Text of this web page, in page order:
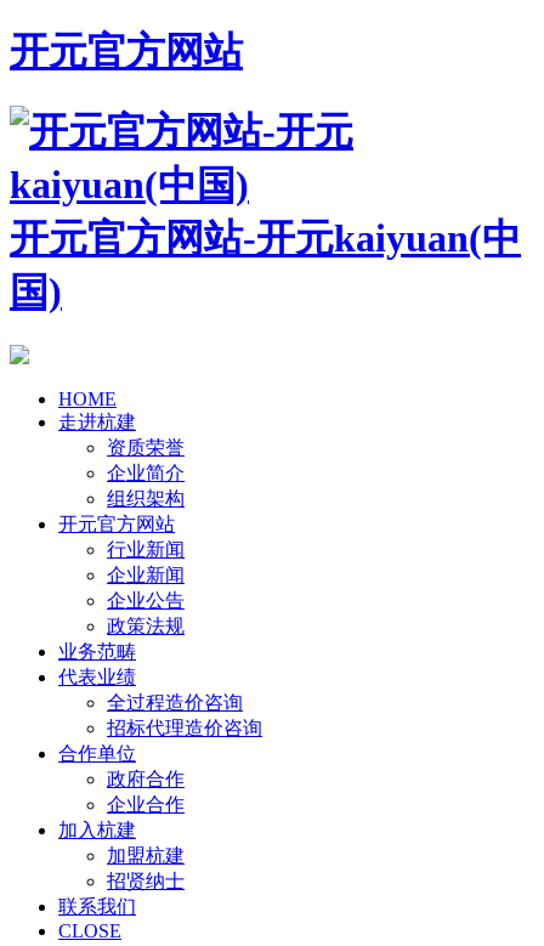
开元官方网站
开元官方网站-开元kaiyuan(中
国)
HOME
走进杭建
资质荣誉
企业简介
组织架构
开元官方网站
行业新闻
企业新闻
企业公告
政策法规
业务范畴
代表业绩
全过程造价咨询
招标代理造价咨询
合作单位
政府合作
企业合作
加入杭建
加盟杭建
招贤纳士
联系我们
CLOSE